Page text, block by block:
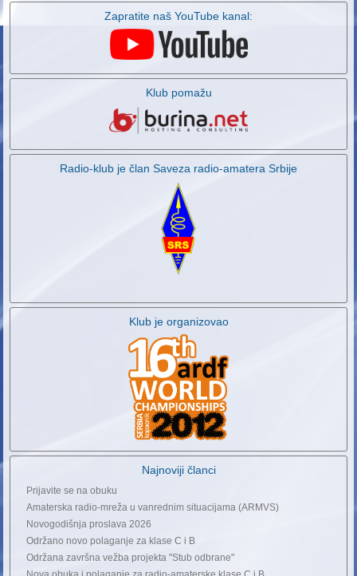
Zapratite naš YouTube kanal:
Klub pomažu
Radio-klub je član Saveza radio-amatera Srbije
Klub je organizovao
Najnoviji članci
Prijavite se na obuku
Amaterska radio-mreža u vanrednim situacijama (ARMVS)
Novogodišnja proslava 2026
Održano novo polaganje za klase C i B
Održana završna vežba projekta "Stub odbrane"